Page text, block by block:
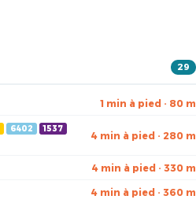
29
1 min à pied · 80 m
6402
1537
4 min à pied · 280 m
4 min à pied · 330 m
4 min à pied · 360 m